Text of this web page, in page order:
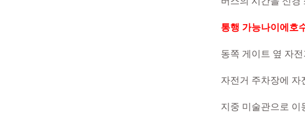
통행 가능나이에 호
동쪽 게이트 옆 자
자전거 주차장에 자
지중 미술관으로 이